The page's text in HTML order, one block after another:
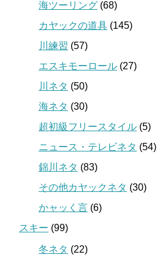
海ツーリング (68)
カヤックの道具 (145)
川練習 (57)
エスキモーロール (27)
川ネタ (50)
海ネタ (30)
超初級フリースタイル (5)
ニュース・テレビネタ (54)
錦川ネタ (83)
その他カヤックネタ (30)
かャッく言 (6)
スキー (99)
冬ネタ (22)